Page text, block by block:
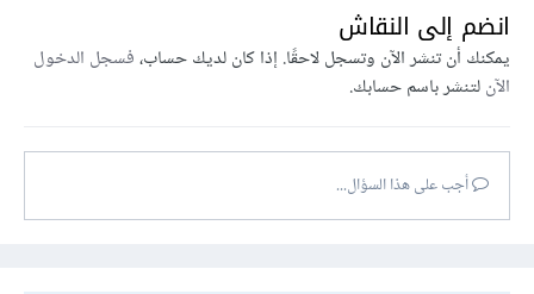
انضم إلى النقاش
يمكنك أن تنشر الآن وتسجل لاحقًا. إذا كان لديك حساب،فسجل الدخول
الآنلتنشر باسم حسابك.
أجب على هذا السؤال...